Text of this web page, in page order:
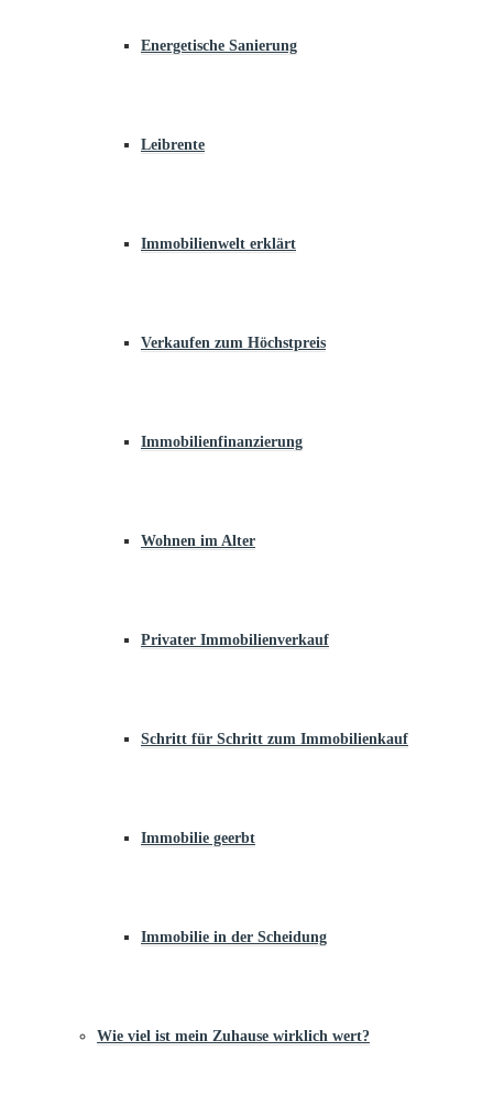
Energetische Sanierung
Leibrente
Immobilienwelt erklärt
Verkaufen zum Höchstpreis
Immobilienfinanzierung
Wohnen im Alter
Privater Immobilienverkauf
Schritt für Schritt zum Immobilienkauf
Immobilie geerbt
Immobilie in der Scheidung
Wie viel ist mein Zuhause wirklich wert?